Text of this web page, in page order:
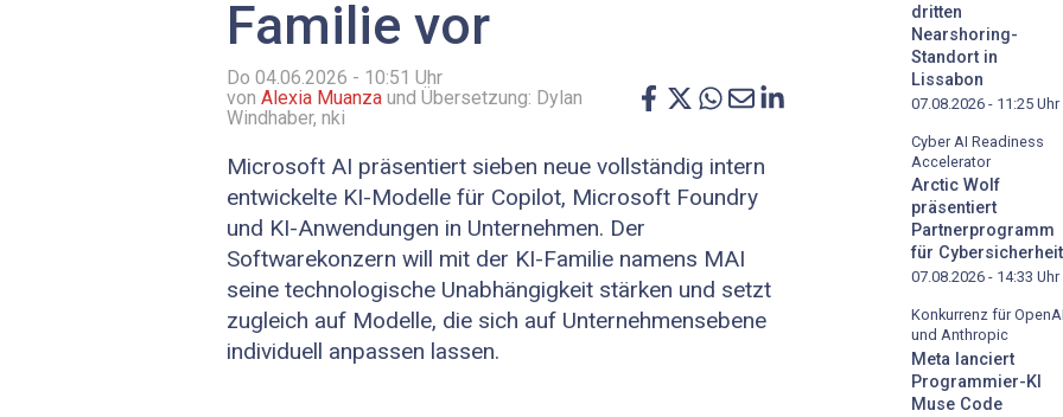
Familie vor
Do 04.06.2026 - 10:51 Uhr
von Alexia Muanza und Übersetzung: Dylan
Windhaber, nki
Microsoft AI präsentiert sieben neue vollständig intern
entwickelte KI-Modelle für Copilot, Microsoft Foundry
und KI-Anwendungen in Unternehmen. Der
Softwarekonzern will mit der KI-Familie namens MAI
seine technologische Unabhängigkeit stärken und setzt
zugleich auf Modelle, die sich auf Unternehmensebene
individuell anpassen lassen.
dritten
Nearshoring-
Standort in
Lissabon
07.08.2026 - 11:25 Uhr
Cyber AI Readiness
Accelerator
Arctic Wolf
präsentiert
Partnerprogramm
für Cybersicherheit
07.08.2026 - 14:33 Uhr
Konkurrenz für OpenAI
und Anthropic
Meta lanciert
Programmier-KI
Muse Code